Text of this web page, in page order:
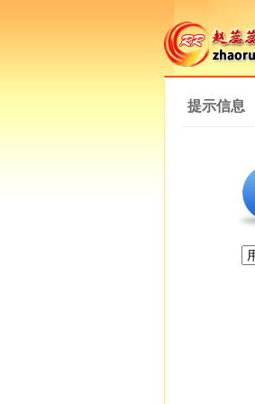
提示信息